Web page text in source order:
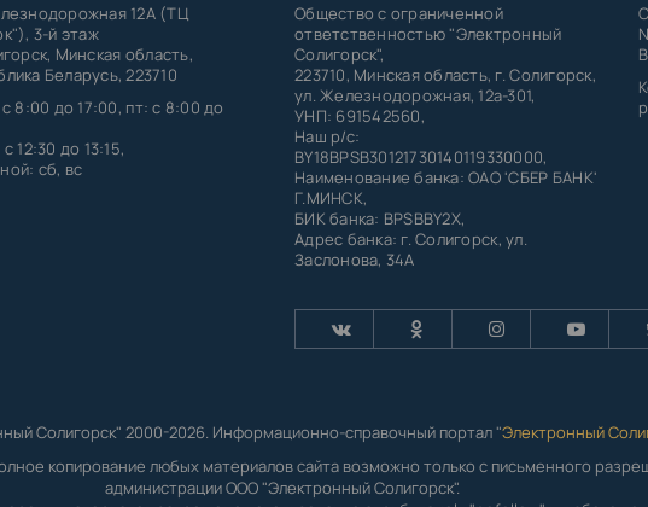
12А (ТЦ
3-й этаж
Минская область,
Беларусь, 223710
8:00 до 17:00, пт: с 8:00 до
12:30 до 13:15,
сб, вс
Общество с ограниченной
ответственностью "Электронный
Солигорск",
223710, Минская область, г. Солигорск,
ул. Железнодорожная, 12а-301,
УНП: 691542560,
Наш р/с:
BY18BPSB30121730140119330000,
Наименование банка: ОАО 'СБЕР БАНК'
Г.МИНСК,
БИК банка: BPSBBY2X,
Адрес банка: г. Солигорск, ул.
Заслонова, 34А
Солигорск" 2000-2026. Информационно-справочный портал "Электронный
копирование любых материалов сайта возможно только с письменного
администрации ООО "Электронный Солигорск".